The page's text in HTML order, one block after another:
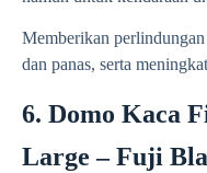
Memberikan
dan panas, serta
6. Domo Kaca
Large – Fuji